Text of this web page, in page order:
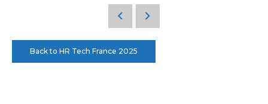
Back to HR Tech France 2025